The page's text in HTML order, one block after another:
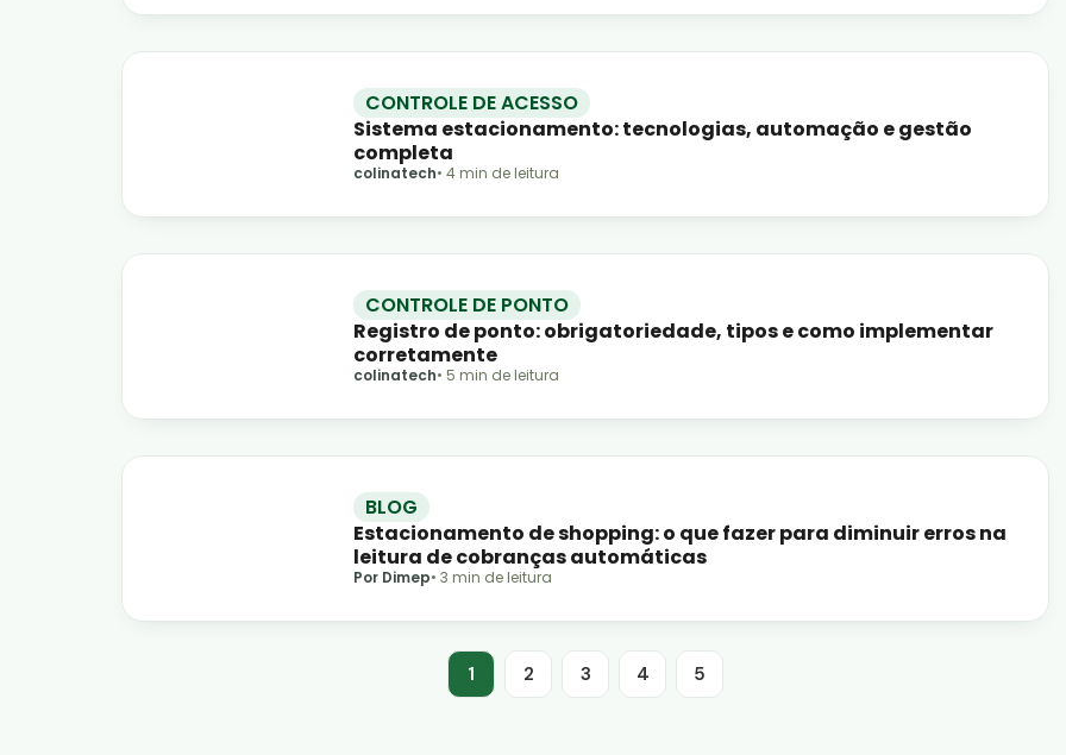
CONTROLE DE ACESSO
Sistema estacionamento: tecnologias, automação e gestão
completa
colinatech• 4 min de leitura
CONTROLE DE PONTO
Registro de ponto: obrigatoriedade, tipos e como implementar
corretamente
colinatech• 5 min de leitura
BLOG
Estacionamento de shopping: o que fazer para diminuir erros na
leitura de cobranças automáticas
Por Dimep• 3 min de leitura
1 2 3 4 5